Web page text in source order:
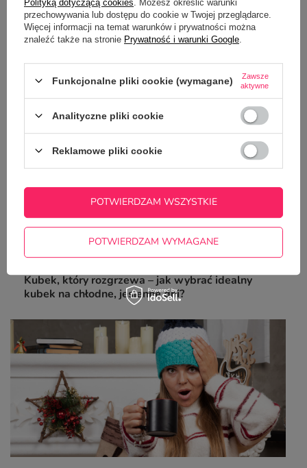
Różowy kubek Glitter 600 ml z
podwójnymi ściankami i słomką
z Twoim nadrukiem
Z NASZEGO BLOGA
Kubek, który rozgrzewa – jak wybrać idealny
kubek na chłodne, jesienne dni?
Polityką dotyczącą cookies . Możesz określić warunki
przechowywania lub dostępu do cookie w Twojej przeglądarce.
Więcej informacji na temat warunków i prywatności można
znaleźć także na stronie Prywatność i warunki Google
Funkcjonalne pliki cookie (wymagane)
Zawsze
aktywne
Analityczne pliki cookie
Reklamowe pliki cookie
POTWIERDZAM WYMAGANE
POTWIERDZAM WSZYSTKIE